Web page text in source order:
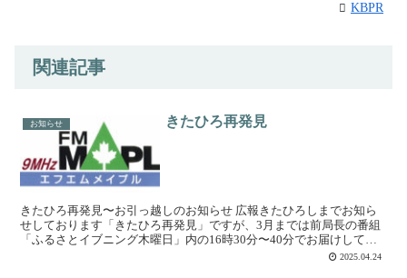
KBPR
関連記事
お知らせ きたひろ再発見
きたひろ再発見〜お引っ越しのお知らせ 広報きたひろしまでお知ら
せしております「きたひろ再発見」ですが、3月までは前局長の番組
「ふるさとイブニング木曜日」内の16時30分〜40分でお届けしてお
2025.04.24